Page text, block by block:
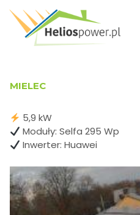
MIELEC
5,9 kW
Moduły: Selfa 295 Wp
Inwerter: Huawei